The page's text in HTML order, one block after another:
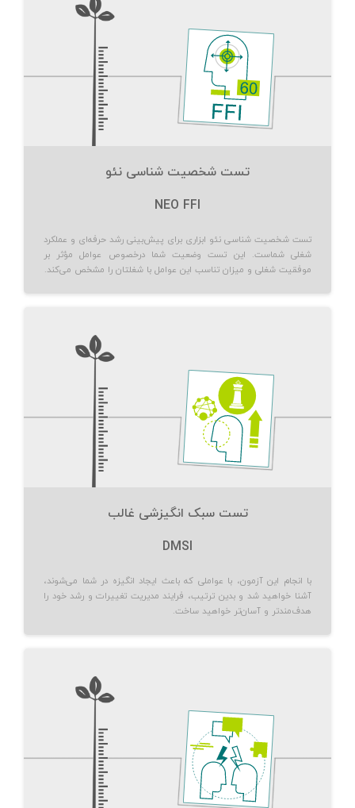
تست شخصیت شناسی نئو
NEO FFI
تست شخصیت شناسی نئو ابزاری برای پیش‌بینی رشد حرفه‌ای و عملکرد
شغلی شماست. این تست وضعیت شما درخصوص عوامل مؤثر بر
موفقیت شغلی و میزان تناسب این عوامل با شغلتان را مشخص می‌کند.
تست سبک انگیزشی غالب
DMSI
با انجام این آزمون، با عواملی که باعث ایجاد انگیزه در شما می‌شوند،
آشنا خواهید شد و بدین ترتیب، فرایند مدیریت تغییرات و رشد خود را
هدف‌مندتر و آسان‌تر خواهید ساخت.